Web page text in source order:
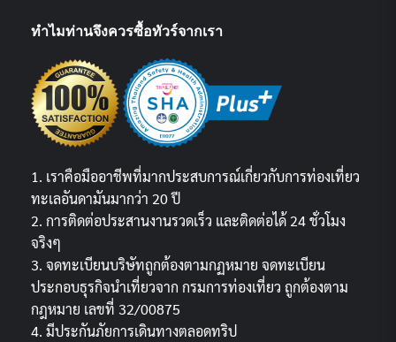
ทำไมท่านจึงควรซื้อทัวร์จากเรา
1. เราคือมืออาชีพที่มากประสบการณ์เกี่ยวกับการท่องเที่ยว
ทะเลอันดามันมากว่า 20 ปี
2. การติดต่อประสานงานรวดเร็ว และติดต่อได้ 24 ชั่วโมง
จริงๆ
3. จดทะเบียนบริษัทถูกต้องตามกฏหมาย จดทะเบียน
ประกอบธุรกิจนำเที่ยวจาก กรมการท่องเที่ยว ถูกต้องตาม
กฎหมาย เลขที่ 32/00875
4. มีประกันภัยการเดินทางตลอดทริป